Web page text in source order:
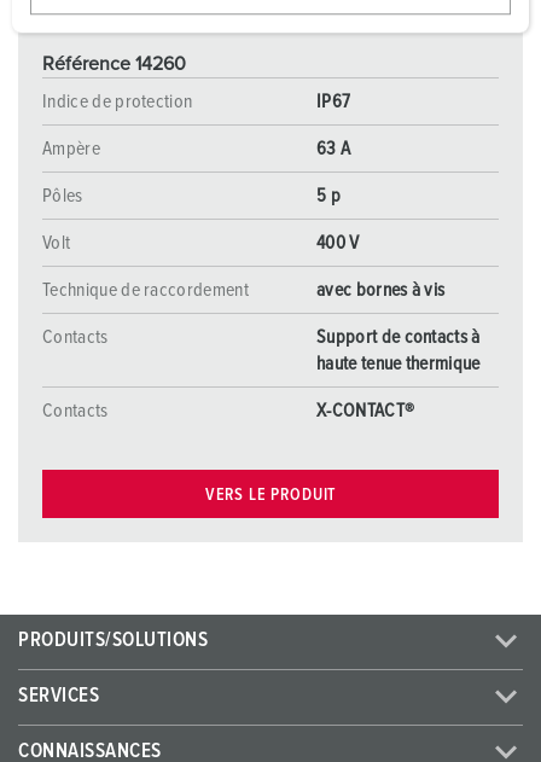
w
Référence 14260
Indice de protection
IP67
Ampère 63 A
Pôles 5 p
Volt 400 V
Technique de raccordement avec bornes à vis
Contacts
Support de contacts à
haute tenue thermique
Contacts X-CONTACT®
VERS LE PRODUIT
PRODUITS/SOLUTIONS
SERVICES
CONNAISSANCES